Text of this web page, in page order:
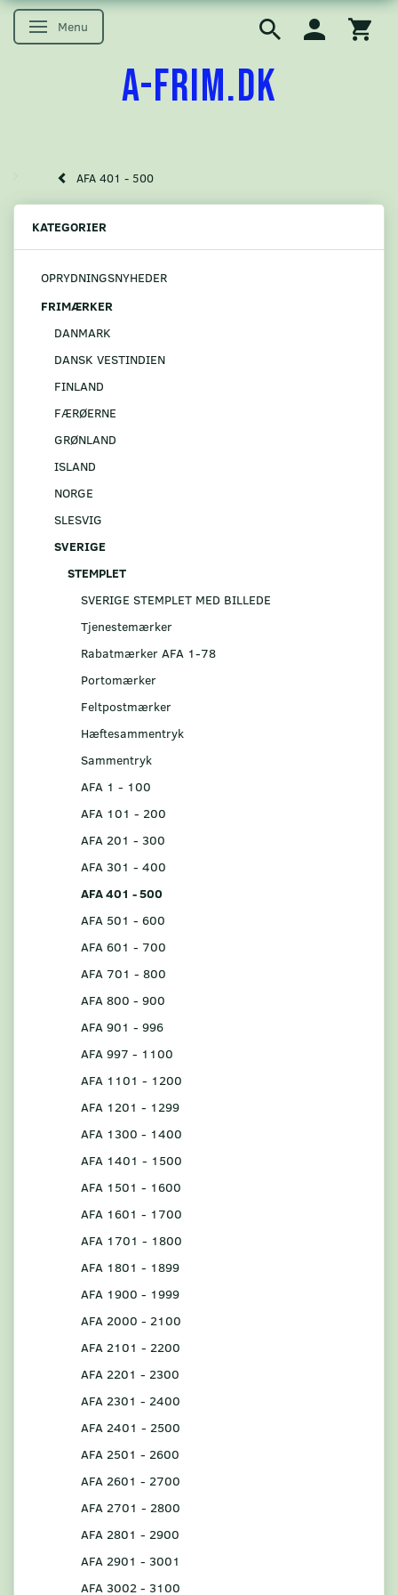
Skifte navigation
Menu
A-FRIM.DK
AFA 401 - 500
KATEGORIER
OPRYDNINGSNYHEDER
FRIMÆRKER
DANMARK
DANSK VESTINDIEN
FINLAND
FÆRØERNE
GRØNLAND
ISLAND
NORGE
SLESVIG
SVERIGE
STEMPLET
SVERIGE STEMPLET MED BILLEDE
Tjenestemærker
Rabatmærker AFA 1-78
Portomærker
Feltpostmærker
Hæftesammentryk
Sammentryk
AFA 1 - 100
AFA 101 - 200
AFA 201 - 300
AFA 301 - 400
AFA 401 - 500
AFA 501 - 600
AFA 601 - 700
AFA 701 - 800
AFA 800 - 900
AFA 901 - 996
AFA 997 - 1100
AFA 1101 - 1200
AFA 1201 - 1299
AFA 1300 - 1400
AFA 1401 - 1500
AFA 1501 - 1600
AFA 1601 - 1700
AFA 1701 - 1800
AFA 1801 - 1899
AFA 1900 - 1999
AFA 2000 - 2100
AFA 2101 - 2200
AFA 2201 - 2300
AFA 2301 - 2400
AFA 2401 - 2500
AFA 2501 - 2600
AFA 2601 - 2700
AFA 2701 - 2800
AFA 2801 - 2900
AFA 2901 - 3001
AFA 3002 - 3100